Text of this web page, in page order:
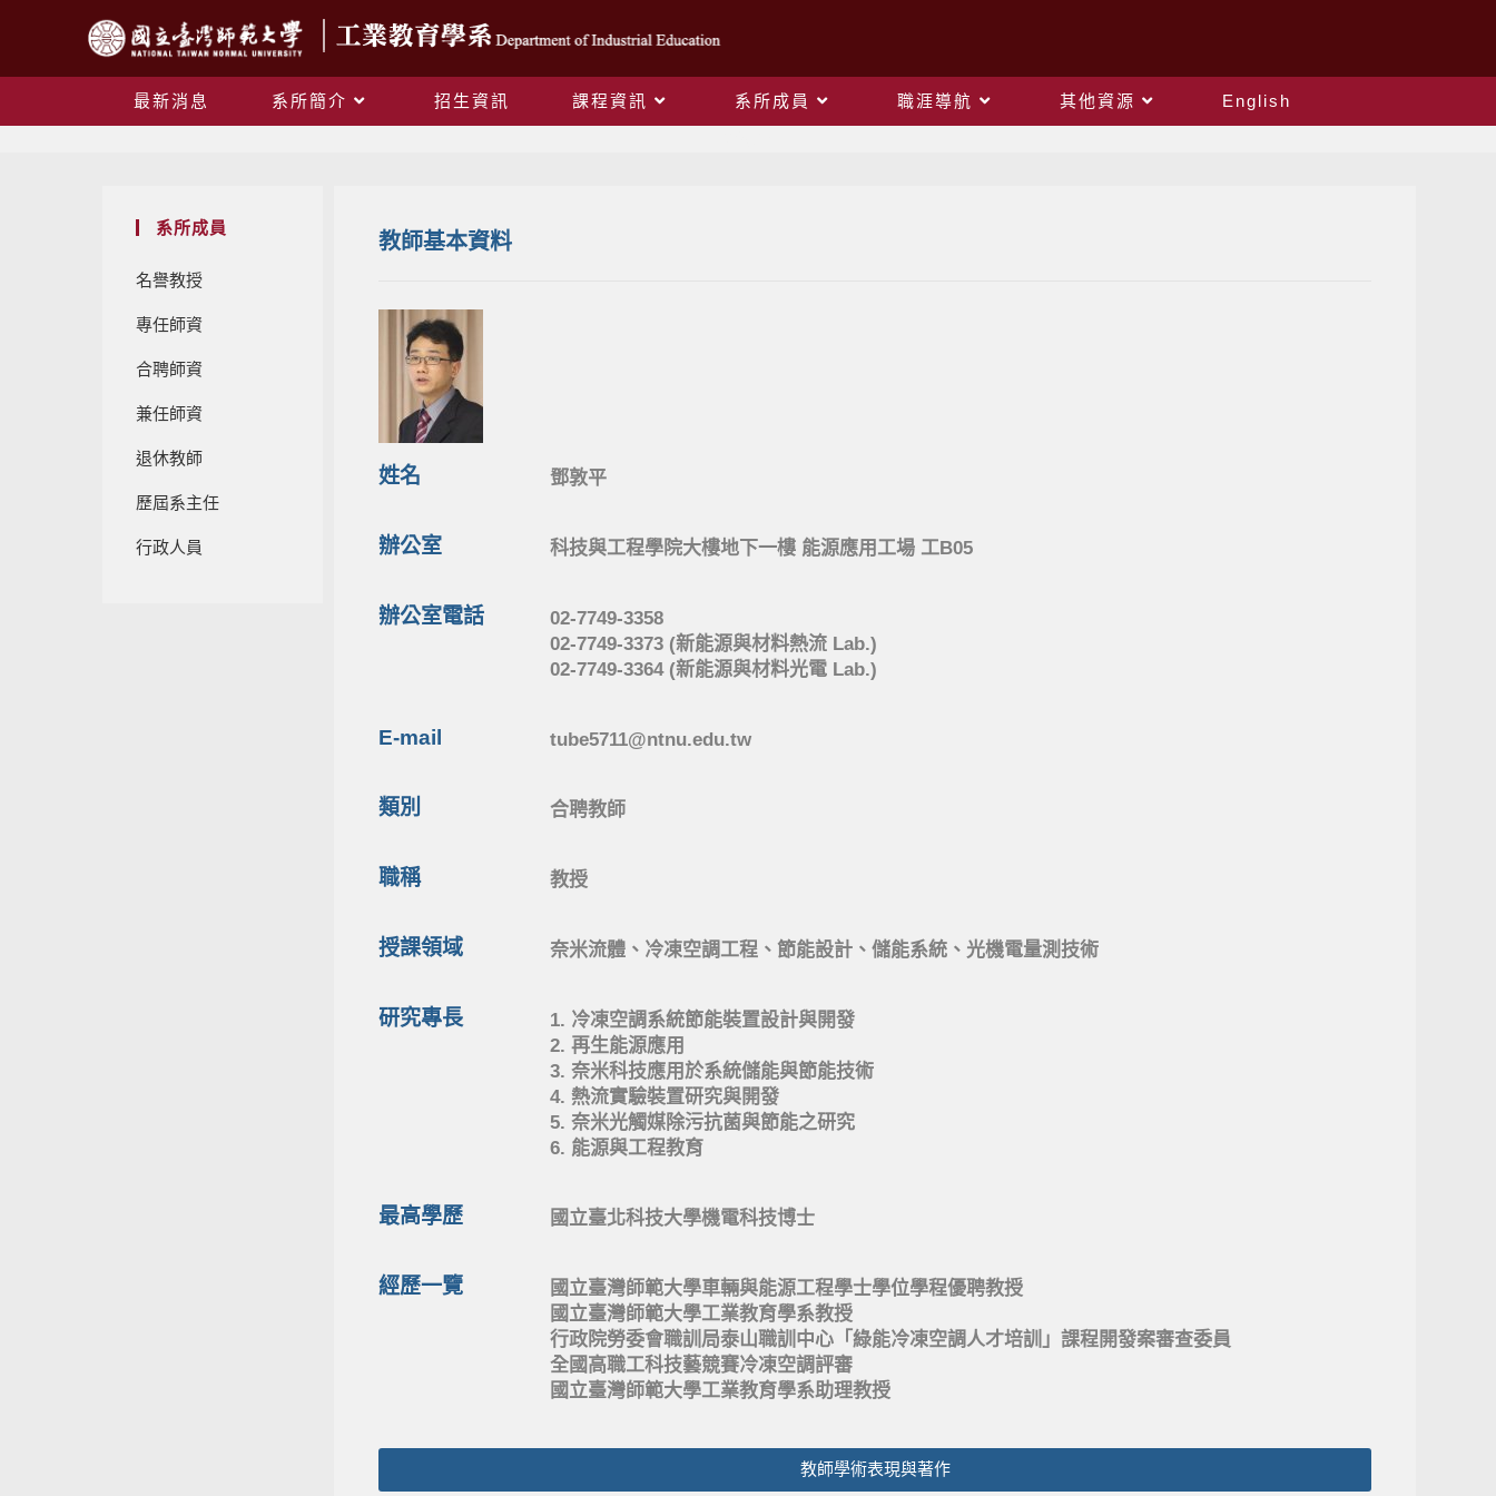
最新消息 系所簡介 招生資訊 課程資訊 系所成員 職涯導航 其他資源
English
系所成員
名譽教授
專任師資
合聘師資
兼任師資
退休教師
歷屆系主任
行政人員
教師基本資料
姓名 鄧敦平
辦公室 科技與工程學院大樓地下一樓 能源應用工場 工B05
辦公室電話
02-7749-3358
02-7749-3373 (新能源與材料熱流 Lab.)
02-7749-3364 (新能源與材料光電 Lab.)
E-mail tube5711@ntnu.edu.tw
類別 合聘教師
職稱 教授
授課領域 奈米流體、冷凍空調工程、節能設計、儲能系統、光機電量測技術
研究專長
1. 冷凍空調系統節能裝置設計與開發
2. 再生能源應用
3. 奈米科技應用於系統儲能與節能技術
4. 熱流實驗裝置研究與開發
5. 奈米光觸媒除污抗菌與節能之研究
6. 能源與工程教育
最高學歷 國立臺北科技大學機電科技博士
經歷一覽
國立臺灣師範大學車輛與能源工程學士學位學程優聘教授
國立臺灣師範大學工業教育學系教授
行政院勞委會職訓局泰山職訓中心「綠能冷凍空調人才培訓」課程開發案審查委員
全國高職工科技藝競賽冷凍空調評審
國立臺灣師範大學工業教育學系助理教授
教師學術表現與著作